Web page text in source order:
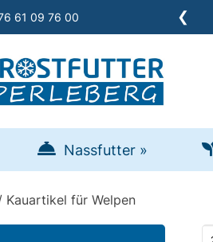
61 09 76 00 ❮
Nassfutter »
Kauartikel für Welpen